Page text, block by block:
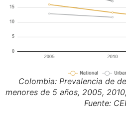
Colombia: Prevalencia de
menores de 5 años, 2005,
Fuente: